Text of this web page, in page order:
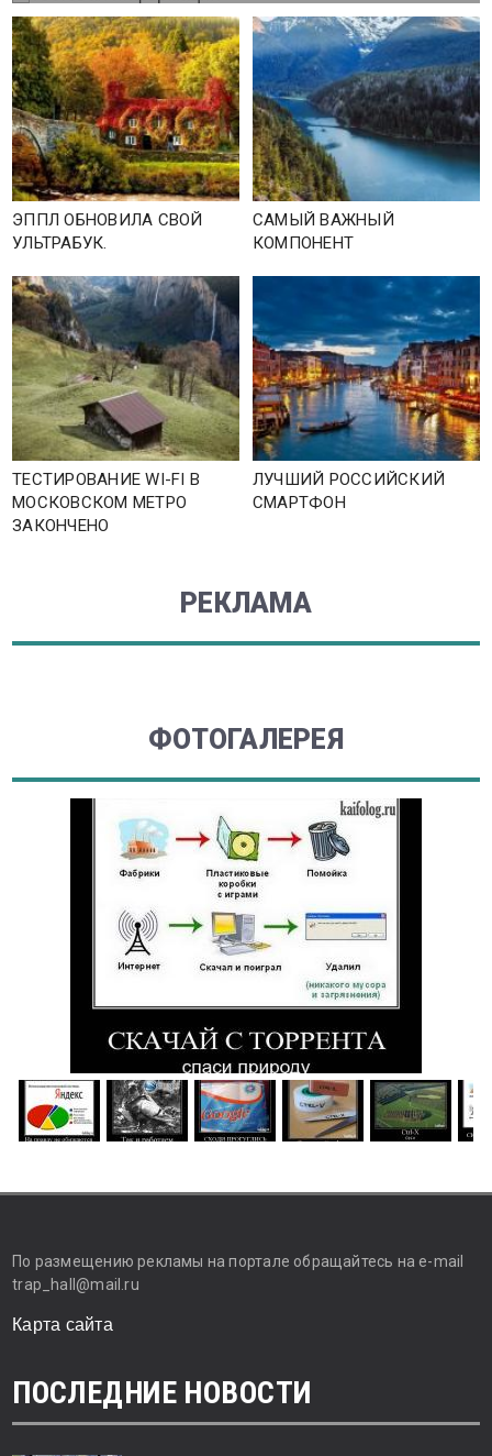
ЭППЛ ОБНОВИЛА СВОЙ
УЛЬТРАБУК.
САМЫЙ ВАЖНЫЙ
КОМПОНЕНТ
ТЕСТИРОВАНИЕ WI-FI В
МОСКОВСКОМ МЕТРО
ЗАКОНЧЕНО
ЛУЧШИЙ РОССИЙСКИЙ
СМАРТФОН
РЕКЛАМА
ФОТОГАЛЕРЕЯ
По размещению рекламы на портале обращайтесь на e-mail
trap_hall@mail.ru
Карта сайта
ПОСЛЕДНИЕ НОВОСТИ